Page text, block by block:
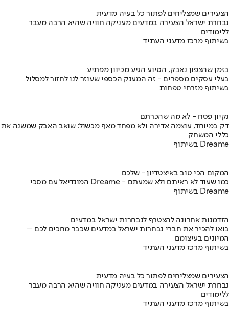
הצעירים שמצליחים לפתור כל בעיה מדעית
נבחרת ישראל הצעירה במדעים מעניקה חוויה שהיא הרבה מעבר
ללימודים
בשיתוף מרכז מדעני העתיד
בזמן שהצפון נאבק, הסיוע הגיע מכיוון מפתיע
בעלי עסקים מספרים - זה המענק הכספי שעוזר לנו לחזור למסלול
בשיתוף מזרחי טפחות
נקיון פסח - לא מה שהכרתם
דק במיוחד, עוצמה אדירה ולא מפחד מאף מכשול: שואב האבק שמשנה את
כללי המשחק
בשיתוף Dreame
המקום הכי טוב באיצטדיון - שלכם
המונדיאל עם מסכי Dreame - כמו שעוד לא ראיתם ולא שמעתם
בשיתוף Dreame
הזדמנות אחרונה להצטרף לנבחרות ישראל במדעים
בואו להכיר את חברי נבחרות ישראל במדעים שכבר מחכים לכם –
המיונים בעיצומם
בשיתוף מרכז מדעני העתיד
הצעירים שמצליחים לפתור כל בעיה מדעית
נבחרת ישראל הצעירה במדעים מעניקה חוויה שהיא הרבה מעבר
ללימודים
בשיתוף מרכז מדעני העתיד